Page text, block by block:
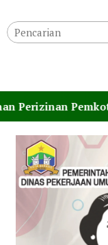
Tangerang